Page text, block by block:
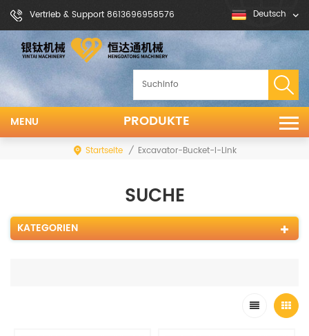
Vertrieb & Support 8613696958576 Deutsch
PRODUKTE
MENU
Startseite / Excavator-Bucket-I-Link
SUCHE
KATEGORIEN